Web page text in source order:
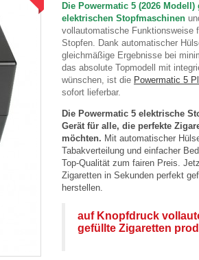
Die Powermatic 5 (2026
elektrischen Stopfmaschinen
vollautomatische Funktionsweise
Stopfen. Dank automatischer
gleichmäßige Ergebnisse bei
das absolute Topmodell mit
wünschen, ist die Powermatic 5
sofort lieferbar.
Die Powermatic 5 elektrische
Gerät für alle, die perfekte
möchten. Mit automatischer
Tabakverteilung und einfacher
Top-Qualität zum fairen Preis.
Zigaretten in Sekunden perfekt
herstellen.
auf Knopfdruck
gefüllte Zigaretten